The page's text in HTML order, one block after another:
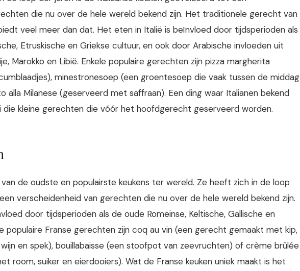
die nu over de hele wereld bekend zijn. Het traditionele gerecht van
veel meer dan dat. Het eten in Italië is beïnvloed door tijdsperioden als
Etruskische en Griekse cultuur, en ook door Arabische invloeden uit
Marokko en Libië. Enkele populaire gerechten zijn pizza margherita
minestronesoep (een groentesoep die vaak tussen de middag
Milanese (geserveerd met saffraan). Een ding waar Italianen bekend
die kleine gerechten die vóór het hoofdgerecht geserveerd worden.
van de oudste en populairste keukens ter wereld. Ze heeft zich in de loop
verscheidenheid van gerechten die nu over de hele wereld bekend zijn.
door tijdsperioden als de oude Romeinse, Keltische, Gallische en
populaire Franse gerechten zijn coq au vin (een gerecht gemaakt met kip,
en spek), bouillabaisse (een stoofpot van zeevruchten) of crème brûlée
room, suiker en eierdooiers). Wat de Franse keuken uniek maakt is het